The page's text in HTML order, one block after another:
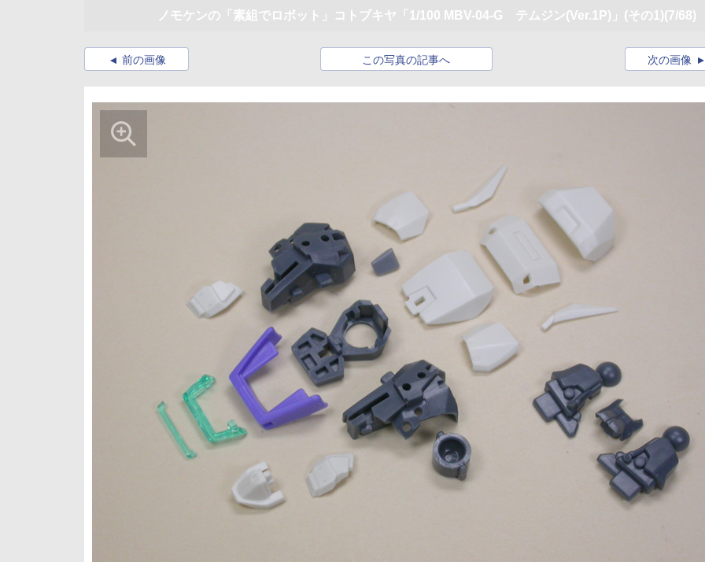
ノモケンの「素組でロボット」コトブキヤ「1/100 MBV-04-G テムジン(Ver.1P)」(その1)(7/68)
前の画像 この写真の記事へ 次の画像